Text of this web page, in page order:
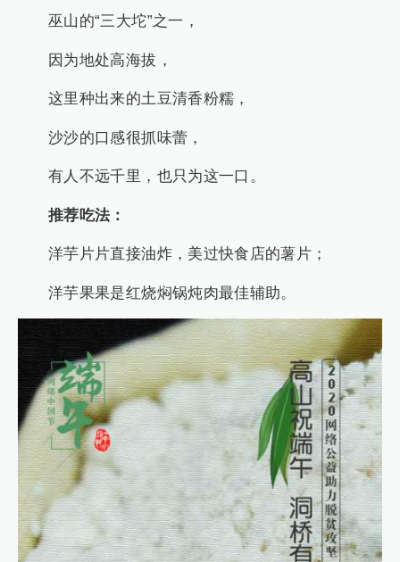
巫山的“三大坨”之一，
因为地处高海拔，
这里种出来的土豆清香粉糯，
沙沙的口感很抓味蕾，
有人不远千里，也只为这一口。
推荐吃法：
洋芋片片直接油炸，美过快食店的薯片；
洋芋果果是红烧焖锅炖肉最佳辅助。